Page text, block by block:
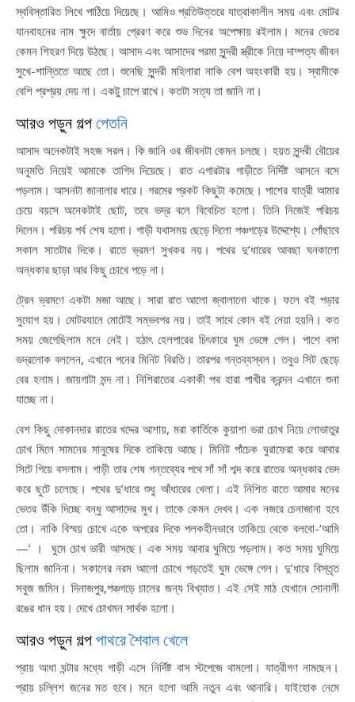
স্ববিস্তারিত লিখে পাঠিয়ে দিয়েছে। আমিও প্রতিউত্তরে যাত্রাকালীন সময় এবং মোটর
যানবাহনের নাম ক্ষুদে বার্তায় প্রেরণ করে শুভ দিনের অপেক্ষায় রইলাম। মনের ভেতর
কেমন শিহরণ দিয়ে উঠছে। আসাদ এবং আসাদের পরমা সুন্দরী স্ত্রীকে নিয়ে দাম্পত্য জীবন
সুখে-শান্তিতে আছে তো। শুনেছি সুন্দরী মহিলারা নাকি বেশ অহংকারী হয়। স্বামীকে
বেশি প্রশ্রয় দেয় না। একটু চাপে রাখে। কতটা সত্য তা জানি না।
আরও পড়ুন গল্পপেতনি
আসাদ অনেকটাই সহজ সরল। কি জানি ওর জীবনটা কেমন চলছে। হয়ত সুন্দরী বৌয়ের
অনুমতি নিয়েই আমাকে তাগিদ দিয়েছে। রাত এগারটার গাড়ীতে নির্দিষ্ট আসনে বসে
পড়লাম। আসনটা জানালার ধারে। গরমের প্রকট কিছুটা কমেছে। পাশের যাত্রী আমার
চেয়ে বয়সে অনেকটাই ছোট, তবে ভদ্র বলে বিবেচিত হলো। তিনি নিজেই পরিচয়
দিলেন। পরিচয় পর্ব শেষ হলো। গাড়ী যথাসময় ছেড়ে দিলো পঞ্চগড়ের উদ্দেশ্যে। পোঁছাবে
সকাল সাতটার দিকে। রাতে ভ্রমণ সুখকর নয়। পথের দু’ধারের আবছা ঘনকালো
অন্ধকার ছাড়া আর কিছু চোখে পড়ে না।
ট্রেন ভ্রমণে একটা মজা আছে। সারা রাত আলো জ্বালানো থাকে। ফলে বই পড়ার
সুযোগ হয়। মোটরযানে মোটেই সম্ভবপর নয়। তাই সাথে কোন বই নেয়া হয়নি। কত
সময় জেগেছিলাম মনে নেই। হঠাৎ হেলপারের চিৎকারে ঘুম ভেঙ্গে গেল। পাশে বসা
ভদ্রলোক বললেন, এখানে পনের মিনিট বিরতি। তারপর গন্তব্যস্থল। তবুও সিট ছেড়ে
বের হলাম। জায়গাটা মন্দ না। নিশিরাতের একাকী পথ হারা পাখীর ক্রন্দন এখানে শুনা
যাচ্ছে না।
বেশ কিছু দোকানদার রাতের খদ্দের আশায়, মরা কার্তিকে কুয়াশা ভরা চোখ নিয়ে লোভাতুর
চোখ মিলে সামনের মানুষের দিকে তাকিয়ে আছে। মিনিট পাঁচেক ঘুরাফেরা করে আবার
সিটে গিয়ে বসলাম। গাড়ী তার শেষ গন্তব্যের পথে সাঁ সাঁ শব্দ করে রাতের অন্ধকার ভেদ
করে ছুটে চলেছে। পথের দু’ধারে শুধু আঁধারের খেলা। এই নিশিত রাতে আমার মনের
ভেতর উঁকি দিচ্ছে বন্ধু আসাদের মুখ। তাকে কেমন দেখব। এক নজরে চেনাজানা হবে
তো। নাকি বিস্ময় চোখে একে অপরের দিকে পলকহীনভাবে তাকিয়ে থেকে বলবো-‘আমি
—’ । ঘুমে চোখ ভারী আসছে। এক সময় আবার ঘুমিয়ে পড়লাম। কত সময় ঘুমিয়ে
ছিলাম জানিনা। সকালের নরম আলো চোখে পড়তেই ঘুম ভেঙ্গে গেল। দু’ধারে বিস্তৃত
সবুজ জমিন। দিনাজপুর,পঞ্চগড়ে চালের জন্য বিখ্যাত। এই সেই মাঠ যেখানে সোনালী
রঙের ধান হয়। দেখে চোখমন সার্থক হলো।
আরও পড়ুন গল্পপাথরে শৈবাল খেলে
প্রায় আধা ঘন্টার মধ্যে গাড়ী এসে নির্দিষ্ট বাস স্টপেজে থামলো। যাত্রীগণ নামছেন।
প্রায় চল্লিশ জনের মত হবে। মনে হলো আমি নতুন এবং আনারি। যাইহোক নেমে